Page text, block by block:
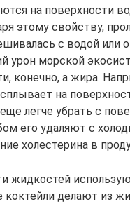
на поверхности
этому свойству,
с водой или
урон морской
конечно, а жира.
на
легче убрать с
его удаляют с
холестерина в
жидкостей
делают из